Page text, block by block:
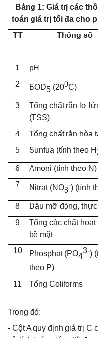
Bảng 1: Giá trị các
toán giá trị tối đa cho
TT
Thông số
1
pH
2
BOD5 (200C)
3
Tổng chất rắn lơ
(TSS)
4 Tổng chất rắn hòa
5
Sunfua (tính theo H
6 Amoni (tính theo N)
7
Nitrat (NO3
-) (tính
8 Dầu mỡ động,
9
Tổng các chất hoạt
bề mặt
10 Phosphat (PO4
3-)
theo P)
11 Tổng Coliforms
Trong đó:
- Cột A quy định giá trị C